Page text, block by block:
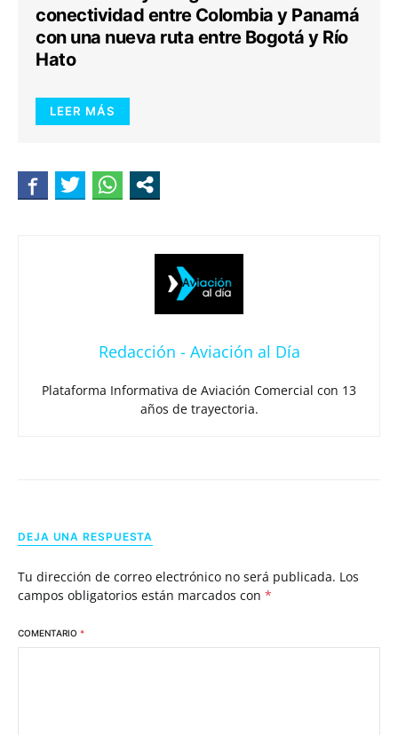
conectividad entre Colombia y Panamá
con una nueva ruta entre Bogotá y Río
Hato
LEER MÁS
Redacción - Aviación al Día
Plataforma Informativa de Aviación Comercial con 13
años de trayectoria.
DEJA UNA RESPUESTA
Tu dirección de correo electrónico no será publicada. Los
campos obligatorios están marcados con *
COMENTARIO *